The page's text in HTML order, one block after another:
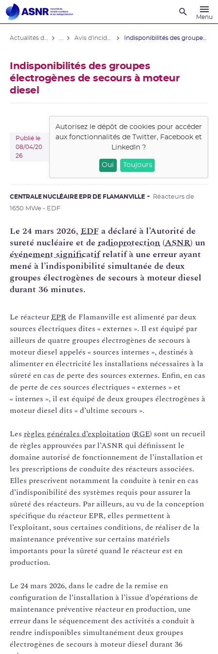
Menu
Indisponibilités des groupes
électrogènes de secours à moteur
diesel
Publié le
08/04/20
26
Autorisez le dépôt de cookies pour accéder
aux fonctionnalités de Twitter, Facebook et
LinkedIn?
Oui Toujours
CENTRALE NUCLÉAIRE EPR DE FLAMANVILLE
Réacteurs de
1650 MWe - EDF
Le 24 mars 2026, EDFa déclaré à l’Autorité de
sureté nucléaire et de radioprotection (ASNR) un
événement significatifrelatif à une erreur ayant
mené à l’indisponibilité simultanée de deux
groupes électrogènes de secours à moteur diesel
durant 36 minutes.
Le réacteurEPRde Flamanville est alimenté par deux
sources électriques dites « externes ». Il est équipé par
ailleurs de quatre groupes électrogènes de secours à
moteur diesel appelés « sources internes », destinés à
alimenter en électricité les installations nécessaires à la
sûreté en cas de perte des sources externes. Enfin, en cas
de perte de ces sources électriques « externes » et
« internes », il est équipé de deux groupes électrogènes à
moteur diesel dits « d’ultime secours ».
Les règles générales d’exploitation (RGE) sont un recueil
de règles approuvées par l’ASNR qui définissent le
domaine autorisé de fonctionnement de l’installation et
les prescriptions de conduite des réacteurs associées.
Elles prescrivent notamment la conduite à tenir en cas
d’indisponibilité des systèmes requis pour assurer la
sûreté des réacteurs. Par ailleurs, au vu de la conception
spécifique du réacteur EPR, elles permettent à
l’exploitant, sous certaines conditions, de réaliser de la
maintenance préventive sur certains matériels
importants pour la sûreté quand le réacteur est en
production.
Le 24 mars 2026, dans le cadre de la remise en
configuration de l’installation à l’issue d’opérations de
maintenance préventive réacteur en production, une
erreur dans le séquencement des activités a conduit à
rendre indisponibles simultanément deux groupes
électrogènes de secours à moteur diesel durant 36